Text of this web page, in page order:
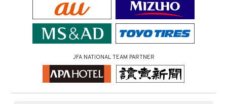
JFA NATIONAL TEAM PARTNER